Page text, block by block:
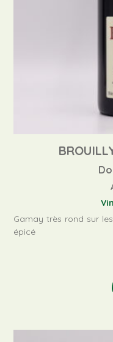
Gamay très rond sur
épicé